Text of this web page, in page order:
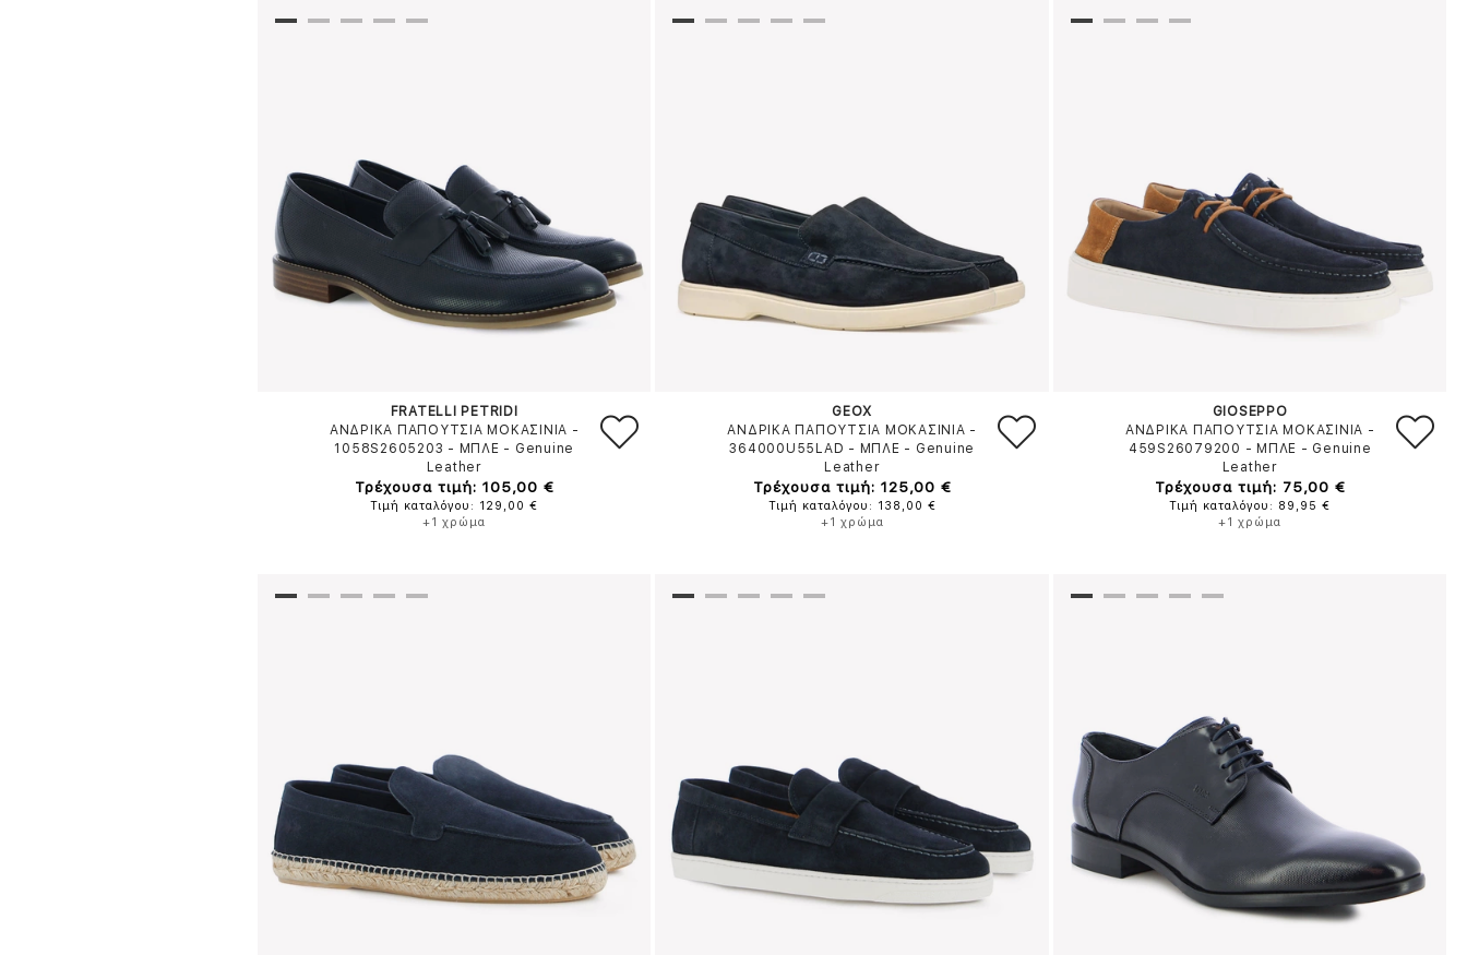
FRATELLI PETRIDI
ΑΝΔΡΙΚΑ ΠΑΠΟΥΤΣΙΑ ΜΟΚΑΣΙΝΙΑ -
1058S2605203 - ΜΠΛΕ - Genuine
Leather
Τρέχουσα τιμή: 105,00 €
Τιμή καταλόγου: 129,00 €
+1 χρώμα
GEOX
ΑΝΔΡΙΚΑ ΠΑΠΟΥΤΣΙΑ ΜΟΚΑΣΙΝΙΑ -
364000U55LAD - ΜΠΛΕ - Genuine
Leather
Τρέχουσα τιμή: 125,00 €
Τιμή καταλόγου: 138,00 €
+1 χρώμα
GIOSEPPO
ΑΝΔΡΙΚΑ ΠΑΠΟΥΤΣΙΑ ΜΟΚΑΣΙΝΙΑ -
459S26079200 - ΜΠΛΕ - Genuine
Leather
Τρέχουσα τιμή: 75,00 €
Τιμή καταλόγου: 89,95 €
+1 χρώμα